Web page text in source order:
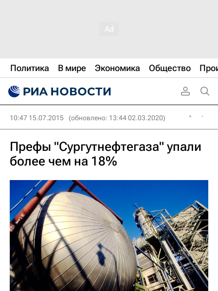
Политика В мире Экономика Общество
10:47 15.07.2015 (обновлено: 13:44 02.03.2020)
Префы "Сургутнефтегаза" упали
более чем на 18%